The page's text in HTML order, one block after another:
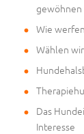
gewöhnen
Wie
Wählen
Das
Interesse